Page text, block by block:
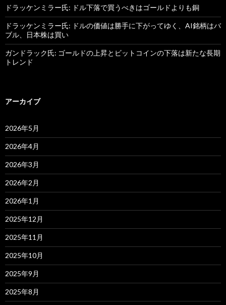
ドラッケンミラー氏: ドル下落で買うべきはゴールドよりも銅
ドラッケンミラー氏: ドルの価値は勝手に下がってゆく、AI銘柄はバ
ブル、日本株は買い
ガンドラック氏: ゴールドの上昇とビットコインの下落は新たな長期
トレンド
アーカイブ
2026年5月
2026年4月
2026年3月
2026年2月
2026年1月
2025年12月
2025年11月
2025年10月
2025年9月
2025年8月